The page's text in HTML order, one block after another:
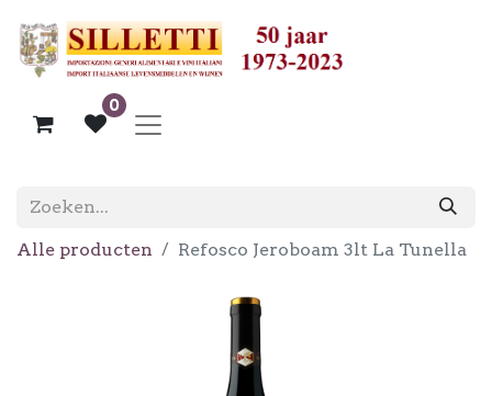
0
Alle producten Refosco Jeroboam 3lt La Tunella